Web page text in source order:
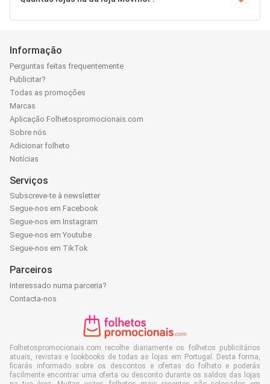
Informação
Perguntas feitas frequentemente
Publicitar?
Todas as promoções
Marcas
Aplicação Folhetospromocionais.com
Sobre nós
Adicionar folheto
Notícias
Serviços
Subscreve-te à newsletter
Segue-nos em Facebook
Segue-nos em Instagram
Segue-nos em Youtube
Segue-nos em TikTok
Parceiros
Interessado numa parceria?
Contacta-nos
Folhetospromocionais.com recolhe diariamente os folhetos publicitários
atuais, revistas e lookbooks de todas as lojas em Portugal. Desta forma,
ficarás informado sobre os descontos e ofertas do folheto e poderás
facilmente encontrar uma oferta ou desconto durante os saldos das lojas